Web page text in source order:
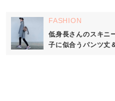
FASHION
低身長さんのスキニ
子に似合うパンツ丈